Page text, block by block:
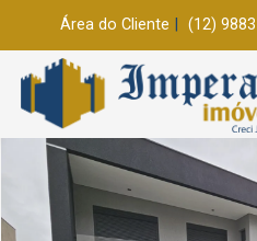
Área do Cliente (12)